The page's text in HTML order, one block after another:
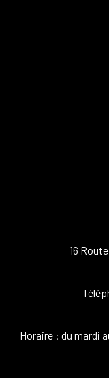
16
Horaire : du mardi